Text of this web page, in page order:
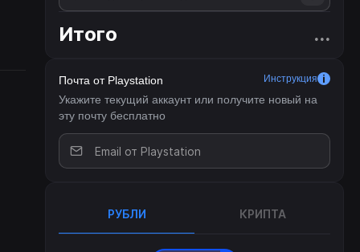
Итого ...
Почта от Playstation
Укажите текущий аккаунт или получите новый на
эту почту бесплатно
Инструкция
РУБЛИ КРИПТА